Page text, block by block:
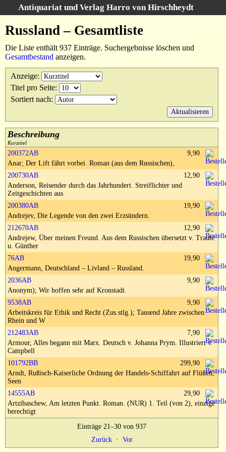
Antiquariat und Verlag Harro von Hirschheydt
Unsere Bücher
Suche
Gebiete
Suchergebnisse
Warenkorb
Kataloge
Über uns
AGB
Widerruf
Datenschutz
Versand&Zahlung
Impressum
Russland – Gesamtliste
Die Liste enthält 937 Einträge. Suchergebnisse löschen und
Gesamtbestand anzeigen.
Anzeige:
Titel pro Seite:
Sortiert nach:
Beschreibung
Kurztitel
200372AB
Anar; Der Lift fährt vorbei. Roman (aus dem Russischen),
9,90
200730AB
Anderson, Reisender durch das Jahrhundert. Streiflichter und
Zeitgeschichten aus
12,90
200380AB
Andrejev, Die Legende von den zwei Erzsündern.
19,90
212670AB
Andrejew, Über meinen Freund. Aus dem Russischen übersetzt v. Traute
u. Günther
12,90
76AB
Angermann, Deutschland – Livland – Russland.
19,90
2036AB
Anonym); Wir hoffen sehr auf Kronstadt.
9,90
9538AB
Arbeitskreis für Ethik und Recht (Zus.stlg.); Tausend Jahre zwischen
Rhein und W
9,90
212483AB
Armour, Alles begann mit Marx. Deutsch v. Johanna Prym. Illustriert v.
Campbell
7,90
101792BB
Arndt, Rußisch-Kaiserliche Ordnung der Handels-Schiffahrt auf Flüßen,
Seen
299,90
14555AB
Artzibaschew, Am letzten Punkt. Roman. (NUR) 1. Teil (von 2), einzige
berechtigt
29,90
Einträge 21–30 von 937
Zurück
· Vor